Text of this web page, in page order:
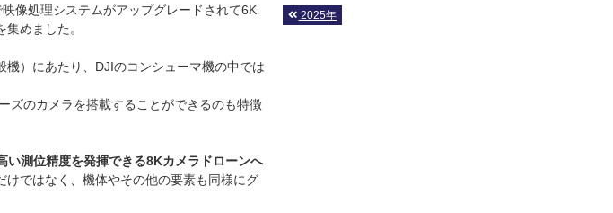
像処理システムがアップグレードされて6K
めました。
）にあたり、DJIのコンシューマ機の中では
ズのカメラを搭載することができるのも特徴
い測位精度を発揮できる8Kカメラドローンへ
ではなく、機体やその他の要素も同様にグ
2025年